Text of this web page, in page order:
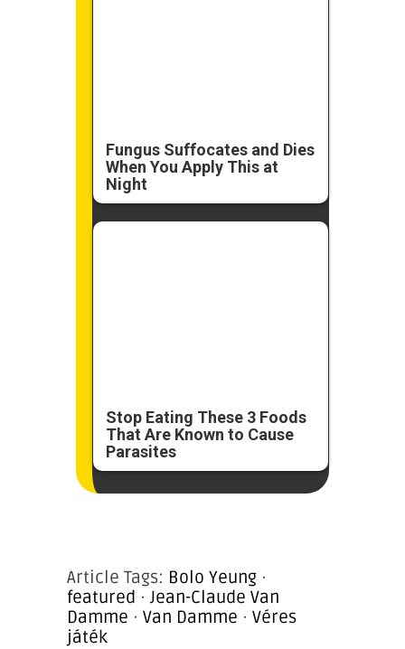
Fungus Suffocates and Dies
When You Apply This at
Night
Stop Eating These 3 Foods
That Are Known to Cause
Parasites
Article Tags: Bolo Yeung ·
featured · Jean-Claude Van
Damme · Van Damme · Véres
játék